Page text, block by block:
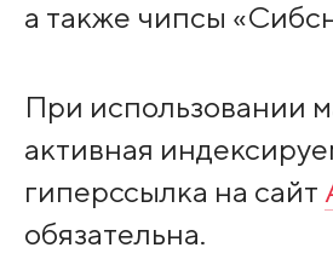
а также чипсы
При использовании
активная
гиперссылка на сайт
обязательна.